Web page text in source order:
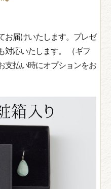
お届けいたします。プレゼ
対応いたします。 （ギフ
支払い時にオプションをお